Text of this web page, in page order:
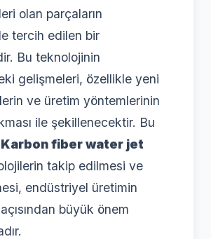
olan parçaların
tercih edilen bir
Bu teknolojinin
gelişmeleri, özellikle yeni
ve üretim yöntemlerinin
ile şekillenecektir. Bu
Karbon fiber water jet
takip edilmesi ve
endüstriyel üretimin
büyük önem